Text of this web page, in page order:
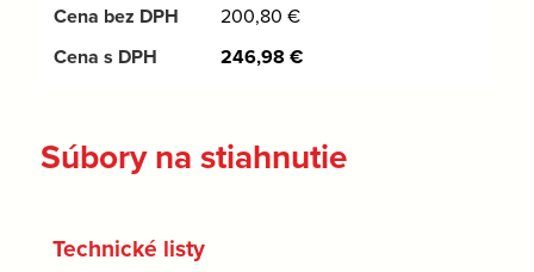
200,80 €
246,98 €
Súbory na stiahnutie
Technické listy